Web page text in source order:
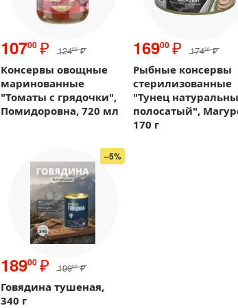
10700 ₽ 12400 ₽
Консервы овощные
маринованные
"Томаты с грядочки",
Помидоровна, 720 мл
16900 ₽ 17450 ₽
Рыбные консервы
стерилизованные
"Тунец
полосатый",
170 г
–5%
18900 ₽ 19900 ₽
Говядина тушеная,
340 г